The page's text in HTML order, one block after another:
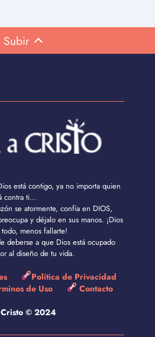
Subir
está contigo, ya no importa quien
contra ti...
se atormente, confía en DIOS,
y déjalo en sus manos. ¡Dios
menos fallarte!
deberse a que Dios está ocupado
al diseño de tu vida.
Política de Privacidad
de Uso
Contacto
© 2024